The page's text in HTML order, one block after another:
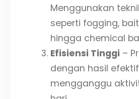
Menggunakan
seperti fogging,
hingga chemical
Efisiensi Tinggi –
dengan hasil
mengganggu